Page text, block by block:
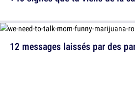
12 messages laissés par des